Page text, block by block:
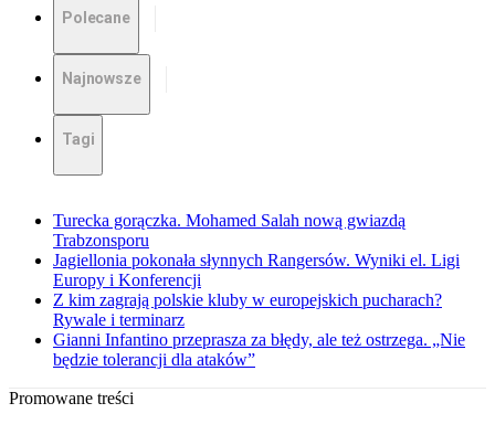
Polecane
Najnowsze
Tagi
Turecka gorączka. Mohamed Salah nową gwiazdą
Trabzonsporu
Jagiellonia pokonała słynnych Rangersów. Wyniki el. Ligi
Europy i Konferencji
Z kim zagrają polskie kluby w europejskich pucharach?
Rywale i terminarz
Gianni Infantino przeprasza za błędy, ale też ostrzega. „Nie
będzie tolerancji dla ataków”
Promowane treści